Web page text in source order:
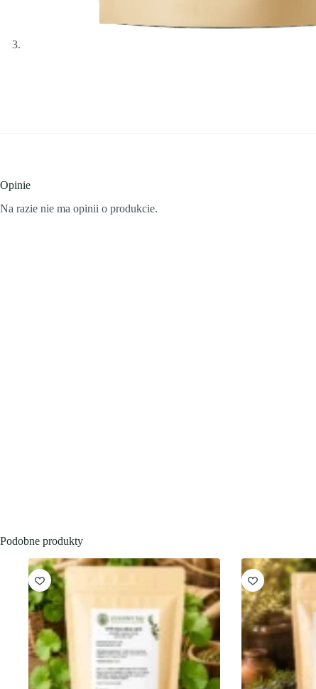
Opinie
Na razie nie ma opinii o produkcie.
Podobne produkty